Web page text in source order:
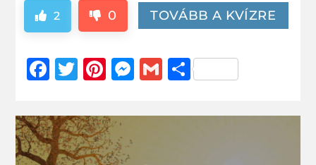
2 0 TOVÁBB A KVÍZRE
Facebook
Twitter
Pinterest
Messenger
GmailOssza